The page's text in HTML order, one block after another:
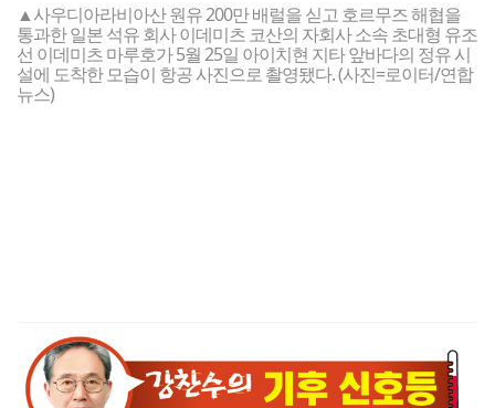
▲사우디아라비아산 원유 200만 배럴을 싣고 호르무즈 해협을
통과한 일본 석유 회사 이데미츠 코산의 자회사 소속 초대형 유조
선 이데미츠 마루호가 5월 25일 아이치현 지타 앞바다의 정유 시
설에 도착한 모습이 항공 사진으로 촬영됐다. (사진=로이터/연합
뉴스)